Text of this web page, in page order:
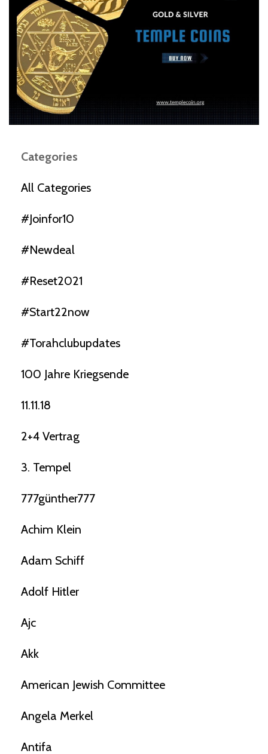
Categories
All Categories
#joinfor10
#newdeal
#reset2021
#start22now
#torahclubupdates
100 Jahre Kriegsende
11.11.18
2+4 Vertrag
3. Tempel
777günther777
Achim Klein
Adam Schiff
Adolf Hitler
Ajc
Akk
American Jewish Committee
Angela Merkel
Antifa